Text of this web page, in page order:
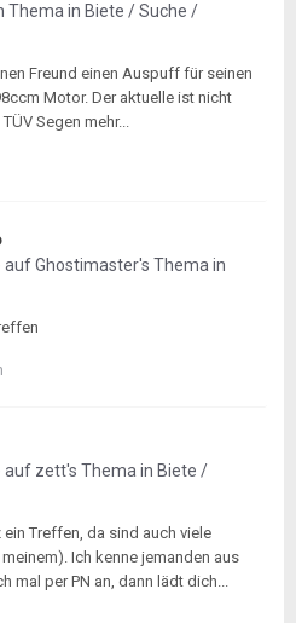
Thema in Biete / Suche /
Freund einen Auspuff für seinen
Motor. Der aktuelle ist nicht
Segen mehr...
aufGhostimaster's Thema in
auf zett's Thema in Biete /
Treffen, da sind auch viele
Ich kenne jemanden aus
mal per PN an, dann lädt dich...